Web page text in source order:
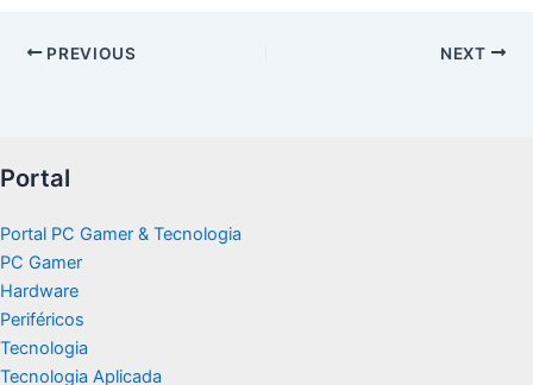
PREVIOUS NEXT
Portal
Portal PC Gamer & Tecnologia
PC Gamer
Hardware
Periféricos
Tecnologia
Tecnologia Aplicada